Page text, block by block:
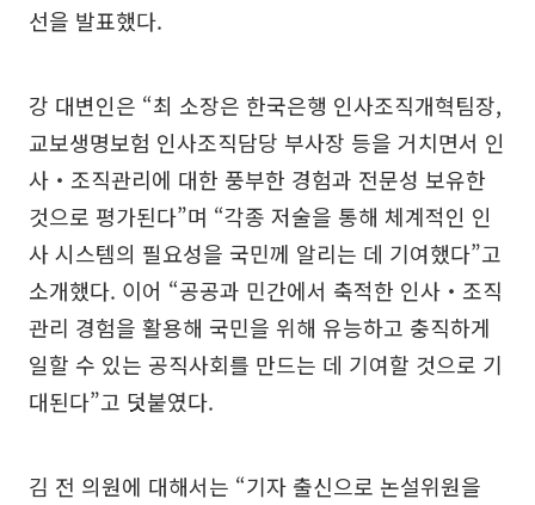
선을 발표했다.
강 대변인은 “최 소장은 한국은행 인사조직개혁팀장,
교보생명보험 인사조직담당 부사장 등을 거치면서 인
사‧조직관리에 대한 풍부한 경험과 전문성 보유한
것으로 평가된다”며 “각종 저술을 통해 체계적인 인
사 시스템의 필요성을 국민께 알리는 데 기여했다”고
소개했다. 이어 “공공과 민간에서 축적한 인사‧조직
관리 경험을 활용해 국민을 위해 유능하고 충직하게
일할 수 있는 공직사회를 만드는 데 기여할 것으로 기
대된다”고 덧붙였다.
김 전 의원에 대해서는 “기자 출신으로 논설위원을